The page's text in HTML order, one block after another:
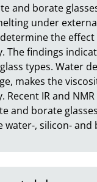
and borate
under
the
The findings
types. Water
makes the
Recent IR and
and borate
water-, silicon-